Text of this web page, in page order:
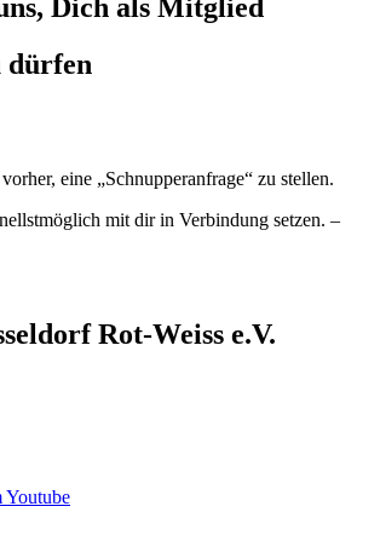
Dich als Mitglied
dürfen
eine „Schnupperanfrage“ zu stellen.
mit dir in Verbindung setzen. –
Rot-Weiss e.V.
Youtube